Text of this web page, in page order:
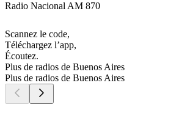
Radio Nacional AM 870
Scannez le code,
Téléchargez l’app,
Écoutez.
Plus de radios de Buenos Aires
Plus de radios de Buenos Aires